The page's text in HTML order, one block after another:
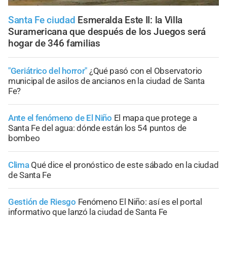
Santa Fe ciudad Esmeralda Este II: la Villa
Suramericana que después de los Juegos será
hogar de 346 familias
"Geriátrico del horror" ¿Qué pasó con el Observatorio
municipal de asilos de ancianos en la ciudad de Santa
Fe?
Ante el fenómeno de El Niño El mapa que protege a
Santa Fe del agua: dónde están los 54 puntos de
bombeo
Clima Qué dice el pronóstico de este sábado en la ciudad
de Santa Fe
Gestión de Riesgo Fenómeno El Niño: así es el portal
informativo que lanzó la ciudad de Santa Fe